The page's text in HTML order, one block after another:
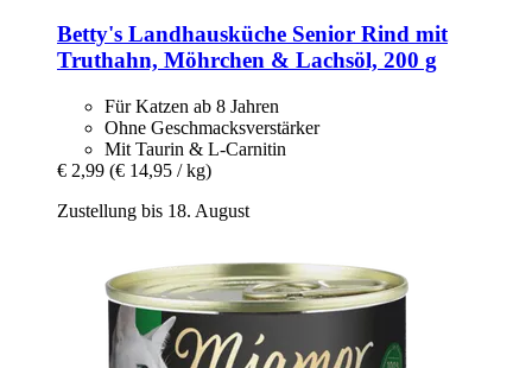
Betty's Landhausküche Senior Rind mit
Truthahn, Möhrchen & Lachsöl, 200 g
Für Katzen ab 8 Jahren
Ohne Geschmacksverstärker
Mit Taurin & L-Carnitin
€ 2,99 (€ 14,95 / kg)
Zustellung bis 18. August